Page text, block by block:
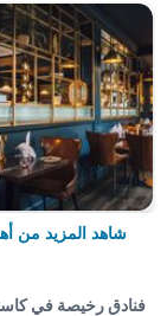
شاهد المزيد من
فنادق رخيصة في